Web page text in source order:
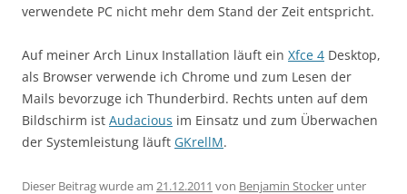
verwendete PC nicht mehr dem Stand der Zeit entspricht.
Auf meiner Arch Linux Installation läuft ein Xfce 4 Desktop,
als Browser verwende ich Chrome und zum Lesen der
Mails bevorzuge ich Thunderbird. Rechts unten auf dem
Bildschirm ist Audacious im Einsatz und zum Überwachen
der Systemleistung läuft GKrellM.
Dieser Beitrag wurde am 21.12.2011 von Benjamin Stocker unter